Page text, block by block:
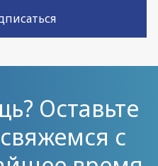
Оставьте
с